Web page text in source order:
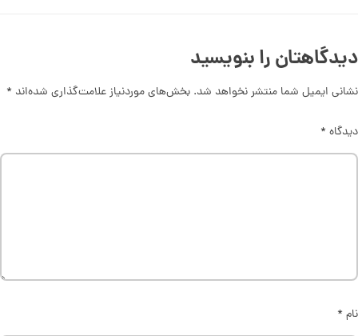
دیدگاهتان را بنویسید
نشانی ایمیل شما منتشر نخواهد شد. بخش‌های موردنیاز علامت‌گذاری شده‌اند *
دیدگاه*
نام*